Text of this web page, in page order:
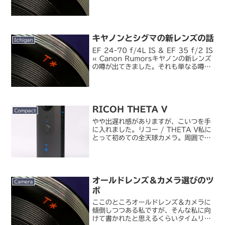
Ichigan キヤノンとシグマの新レンズの話
EF 24-70 f/4L IS & EF 35 f/2 IS
« Canon Rumorsキヤノンの新レンズ
の噂が出てきました。それも単なる噂じ
Compact RICOH THETA V
やや出遅れ感がありますが、こいつを手
に入れました。リコー / THETA V私に
とって初めての全天球カメラ。周囲では
Camera
オールドレンズ＆カメラ選びのツ
ボ
ここのところオールドレンズ＆カメラに
傾倒しつつある私ですが、そんな私に向
けて書かれたと思えるくらいタイムリー